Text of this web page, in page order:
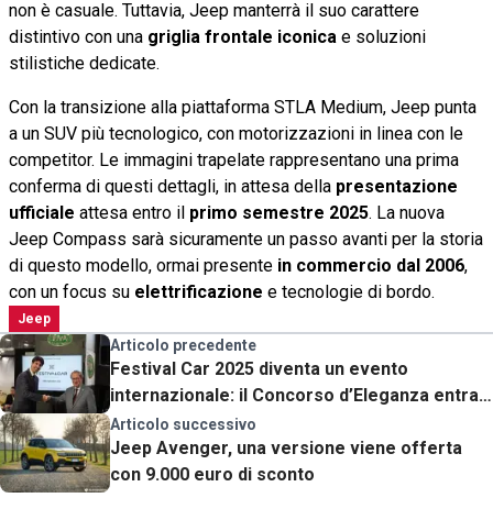
non è casuale. Tuttavia, Jeep manterrà il suo carattere
distintivo con una griglia frontale iconica e soluzioni
stilistiche dedicate.
Con la transizione alla piattaforma STLA Medium, Jeep punta
a un SUV più tecnologico, con motorizzazioni in linea con le
competitor. Le immagini trapelate rappresentano una prima
conferma di questi dettagli, in attesa della presentazione
ufficiale attesa entro il primo semestre 2025. La nuova
Jeep Compass sarà sicuramente un passo avanti per la storia
di questo modello, ormai presente in commercio dal 2006,
con un focus su elettrificazione e tecnologie di bordo.
Jeep
Articolo precedente
Festival Car 2025 diventa un evento
internazionale: il Concorso d’Eleganza entra
nei Premiere Event FIVA
Articolo successivo
Jeep Avenger, una versione viene offerta
con 9.000 euro di sconto